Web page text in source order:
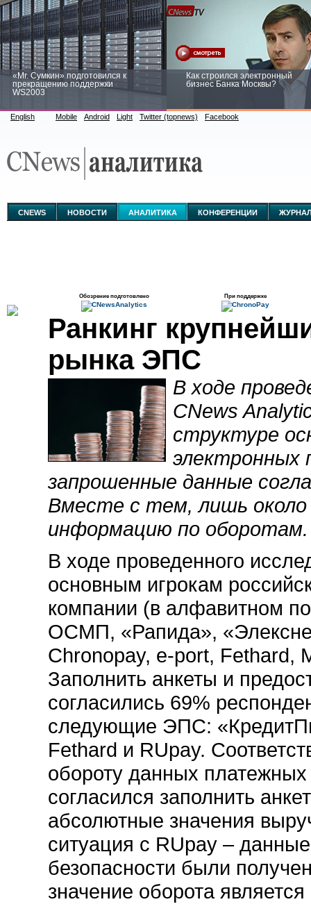
«Mr. Сумкин» подготовился к
прекращению поддержки
WS2003
Как строился электронный
бизнес Банка Москвы?
аналитике
English Mobile Android Light Twitter (topnews) Facebook
CNEWS НОВОСТИ АНАЛИТИКА КОНФЕРЕНЦИИ
Обозрение подготовлено При поддержке
Ранкинг
рынка ЭПС
В ходе
CNews
структуре
запрошенные данные
Вместе с тем, лишь около
информацию по оборотам.
В ходе проведенного
основным игрокам
компании (в алфавитном
ОСМП, «Рапида»,
Chronopay, e-port, Fethard,
Заполнить анкеты и
согласились 69%
следующие ЭПС:
Fethard и RUpay.
обороту данных
согласился заполнить
абсолютные значения
ситуация с RUpay –
безопасности были
значение оборота